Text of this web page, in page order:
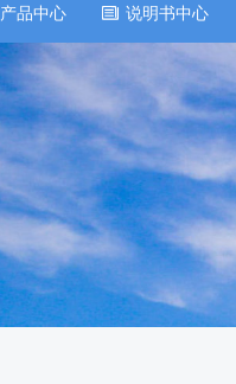
产品中心 说明书中心